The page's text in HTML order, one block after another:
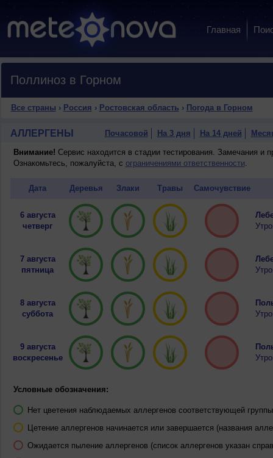
Главная
Поллиноз в Горном
Все страны › Россия › Ростовская область › Погода в Горном
АЛЛЕРГЕНЫ Почасовой На 3 дня На 14 дней
Внимание! Сервис находится в стадии тестирования. Замечания и
Ознакомьтесь, пожалуйста, с ограничениями ответственности.
Дата Деревья Злаки Травы Самочувствие
6 августа
четверг
7 августа
пятница
8 августа
суббота
9 августа
воскресенье
Условные обозначения:
Нет цветения наблюдаемых аллергенов соответствующей
Цетение аллергенов начинается или завершается (названия
Ожидается пыление аллергенов (список аллергенов указан